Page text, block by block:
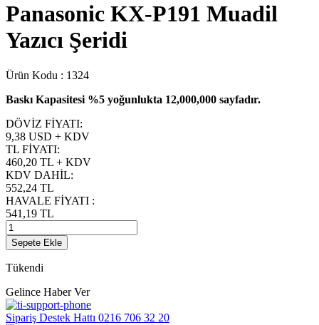
Panasonic KX-P191 Muadil
Yazıcı Şeridi
Ürün Kodu : 1324
Baskı Kapasitesi %5 yoğunlukta 12,000,000 sayfadır.
DÖVİZ FİYATI:
9,38 USD + KDV
TL FİYATI:
460,20 TL + KDV
KDV DAHİL:
552,24 TL
HAVALE FİYATI :
541,19 TL
Sepete Ekle
Tükendi
Gelince Haber Ver
Sipariş Destek Hattı 0216 706 32 20